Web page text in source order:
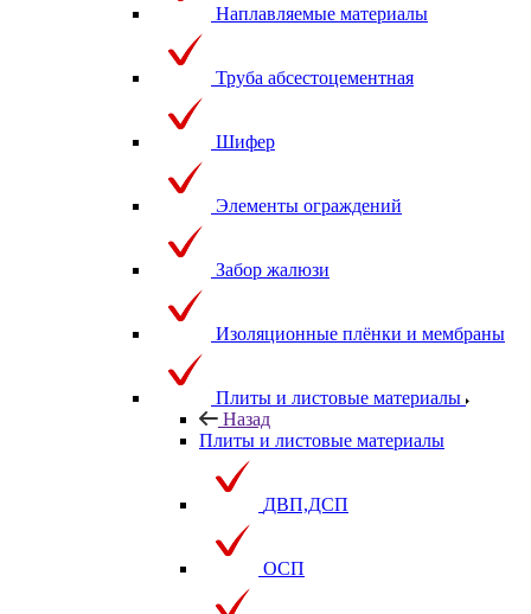
Наплавляемые материалы
Труба абсестоцементная
Шифер
Элементы ограждений
Забор жалюзи
Изоляционные плёнки и мембраны
Плиты и листовые материалы
Назад
Плиты и листовые материалы
ДВП,ДСП
ОСП